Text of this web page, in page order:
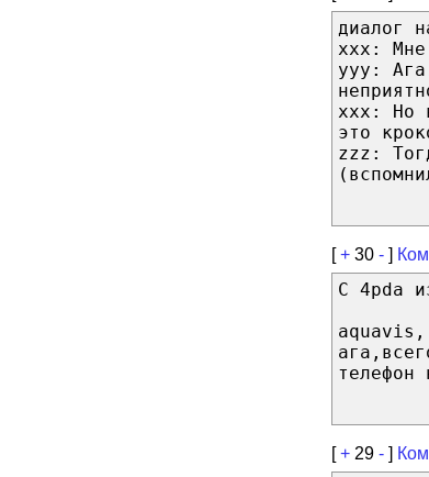
диалог
xxx: Мне
yyy:
xxx: Но
это
zzz:
[+ 30 - ]
С 4pda
aquavis,
телефон
[+ 29 - ]